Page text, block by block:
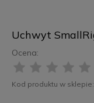
Uchwyt
Ocena:
Kod produktu w sklepie: